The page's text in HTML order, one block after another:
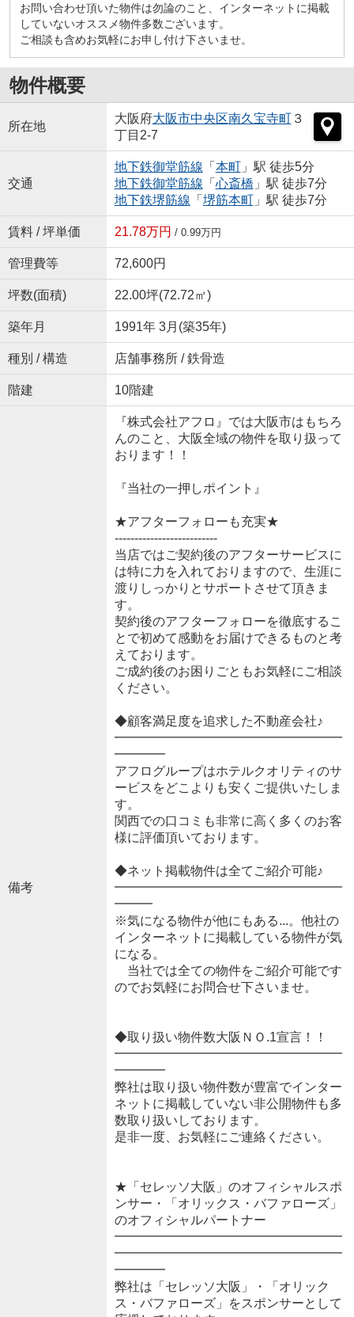
お問い合わせ頂いた物件は勿論のこと、インターネットに掲載
していないオススメ物件多数ございます。
ご相談も含めお気軽にお申し付け下さいませ。
物件概要
所在地
大阪府大阪市中央区南久宝寺町３
丁目2-7
交通
地下鉄御堂筋線 「 本町」駅 徒歩5分
地下鉄御堂筋線 「 心斎橋 」駅 徒歩7分
地下鉄堺筋線 「 堺筋本町」駅 徒歩7分
賃料 / 坪単価 21.78万円 / 0.99万円
管理費等 72,600円
坪数(面積) 22.00坪(72.72㎡)
築年月 1991年 3月(築35年)
種別 / 構造 店舗事務所 / 鉄骨造
階建 10階建
備考
『株式会社アフロ』では大阪市はもちろ
んのこと、大阪全域の物件を取り扱って
おります！！
『当社の一押しポイント』
★アフターフォローも充実★
--------------------------
当店ではご契約後のアフターサービスに
は特に力を入れておりますので、生涯に
渡りしっかりとサポートさせて頂きま
す。
契約後のアフターフォローを徹底するこ
とで初めて感動をお届けできるものと考
えております。
ご成約後のお困りごともお気軽にご相談
ください。
◆顧客満足度を追求した不動産会社♪
━━━━━━━━━━━━━━━━━━
━━━━
アフログループはホテルクオリティのサ
ービスをどこよりも安くご提供いたしま
す。
関西での口コミも非常に高く多くのお客
様に評価頂いております。
◆ネット掲載物件は全てご紹介可能♪
━━━━━━━━━━━━━━━━━━
━━━
※気になる物件が他にもある...。他社の
インターネットに掲載している物件が気
になる。
当社では全ての物件をご紹介可能です
のでお気軽にお問合せ下さいませ。
◆取り扱い物件数大阪ＮＯ.1宣言！！
━━━━━━━━━━━━━━━━━━
━━━━
弊社は取り扱い物件数が豊富でインター
ネットに掲載していない非公開物件も多
数取り扱いしております。
是非一度、お気軽にご連絡ください。
★「セレッソ大阪」のオフィシャルスポ
ンサー・「オリックス・バファローズ」
のオフィシャルパートナー
━━━━━━━━━━━━━━━━━━
━━━━━━━━━━━━━━━━━━
━━━━
弊社は「セレッソ大阪」・「オリック
ス・バファローズ」をスポンサーとして